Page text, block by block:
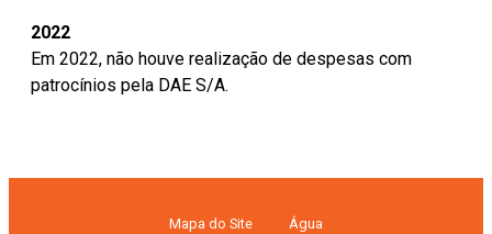
2022
Em 2022, não houve realização de despesas com
patrocínios pela DAE S/A.
Mapa do Site Água